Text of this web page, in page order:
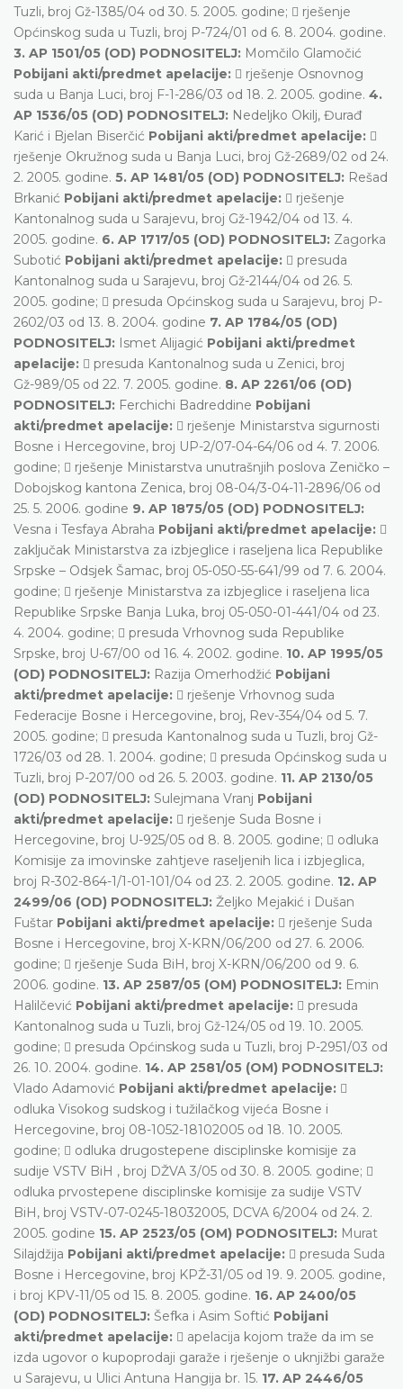
Tuzli, broj Gž-1385/04 od 30. 5. 2005. godine;  rješenje
Općinskog suda u Tuzli, broj P-724/01 od 6. 8. 2004. godine.
3. AP 1501/05 (OD) PODNOSITELJ: Momčilo Glamočić
Pobijani akti/predmet apelacije:  rješenje Osnovnog
suda u Banja Luci, broj F-1-286/03 od 18. 2. 2005. godine. 4.
AP 1536/05 (OD) PODNOSITELJ: Nedeljko Okilj, Đurađ
Karić i Bjelan Biserčić Pobijani akti/predmet apelacije: 
rješenje Okružnog suda u Banja Luci, broj Gž-2689/02 od 24.
2. 2005. godine. 5. AP 1481/05 (OD) PODNOSITELJ: Rešad
Brkanić Pobijani akti/predmet apelacije:  rješenje
Kantonalnog suda u Sarajevu, broj Gž-1942/04 od 13. 4.
2005. godine. 6. AP 1717/05 (OD) PODNOSITELJ: Zagorka
Subotić Pobijani akti/predmet apelacije:  presuda
Kantonalnog suda u Sarajevu, broj Gž-2144/04 od 26. 5.
2005. godine;  presuda Općinskog suda u Sarajevu, broj P-
2602/03 od 13. 8. 2004. godine 7. AP 1784/05 (OD)
PODNOSITELJ: Ismet Alijagić Pobijani akti/predmet
apelacije:  presuda Kantonalnog suda u Zenici, broj
Gž-989/05 od 22. 7. 2005. godine. 8. AP 2261/06 (OD)
PODNOSITELJ: Ferchichi Badreddine Pobijani
akti/predmet apelacije:  rješenje Ministarstva sigurnosti
Bosne i Hercegovine, broj UP-2/07-04-64/06 od 4. 7. 2006.
godine;  rješenje Ministarstva unutrašnjih poslova Zeničko –
Dobojskog kantona Zenica, broj 08-04/3-04-11-2896/06 od
25. 5. 2006. godine 9. AP 1875/05 (OD) PODNOSITELJ:
Vesna i Tesfaya Abraha Pobijani akti/predmet apelacije: 
zaključak Ministarstva za izbjeglice i raseljena lica Republike
Srpske – Odsjek Šamac, broj 05-050-55-641/99 od 7. 6. 2004.
godine;  rješenje Ministarstva za izbjeglice i raseljena lica
Republike Srpske Banja Luka, broj 05-050-01-441/04 od 23.
4. 2004. godine;  presuda Vrhovnog suda Republike
Srpske, broj U-67/00 od 16. 4. 2002. godine. 10. AP 1995/05
(OD) PODNOSITELJ: Razija Omerhodžić Pobijani
akti/predmet apelacije:  rješenje Vrhovnog suda
Federacije Bosne i Hercegovine, broj, Rev-354/04 od 5. 7.
2005. godine;  presuda Kantonalnog suda u Tuzli, broj Gž-
1726/03 od 28. 1. 2004. godine;  presuda Općinskog suda u
Tuzli, broj P-207/00 od 26. 5. 2003. godine. 11. AP 2130/05
(OD) PODNOSITELJ: Sulejmana Vranj Pobijani
akti/predmet apelacije:  rješenje Suda Bosne i
Hercegovine, broj U-925/05 od 8. 8. 2005. godine;  odluka
Komisije za imovinske zahtjeve raseljenih lica i izbjeglica,
broj R-302-864-1/1-01-101/04 od 23. 2. 2005. godine. 12. AP
2499/06 (OD) PODNOSITELJ: Željko Mejakić i Dušan
Fuštar Pobijani akti/predmet apelacije:  rješenje Suda
Bosne i Hercegovine, broj X-KRN/06/200 od 27. 6. 2006.
godine;  rješenje Suda BiH, broj X-KRN/06/200 od 9. 6.
2006. godine. 13. AP 2587/05 (OM) PODNOSITELJ: Emin
Halilčević Pobijani akti/predmet apelacije:  presuda
Kantonalnog suda u Tuzli, broj Gž-124/05 od 19. 10. 2005.
godine;  presuda Općinskog suda u Tuzli, broj P-2951/03 od
26. 10. 2004. godine. 14. AP 2581/05 (OM) PODNOSITELJ:
Vlado Adamović Pobijani akti/predmet apelacije: 
odluka Visokog sudskog i tužilačkog vijeća Bosne i
Hercegovine, broj 08-1052-18102005 od 18. 10. 2005.
godine;  odluka drugostepene disciplinske komisije za
sudije VSTV BiH , broj DŽVA 3/05 od 30. 8. 2005. godine; 
odluka prvostepene disciplinske komisije za sudije VSTV
BiH, broj VSTV-07-0245-18032005, DCVA 6/2004 od 24. 2.
2005. godine 15. AP 2523/05 (OM) PODNOSITELJ: Murat
Silajdžija Pobijani akti/predmet apelacije:  presuda Suda
Bosne i Hercegovine, broj KPŽ-31/05 od 19. 9. 2005. godine,
i broj KPV-11/05 od 15. 8. 2005. godine. 16. AP 2400/05
(OD) PODNOSITELJ: Šefka i Asim Softić Pobijani
akti/predmet apelacije:  apelacija kojom traže da im se
izda ugovor o kupoprodaji garaže i rješenje o uknjižbi garaže
u Sarajevu, u Ulici Antuna Hangija br. 15. 17. AP 2446/05